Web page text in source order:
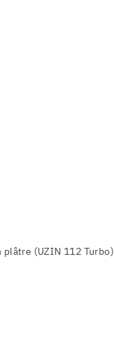
(UZIN 112 Turbo)